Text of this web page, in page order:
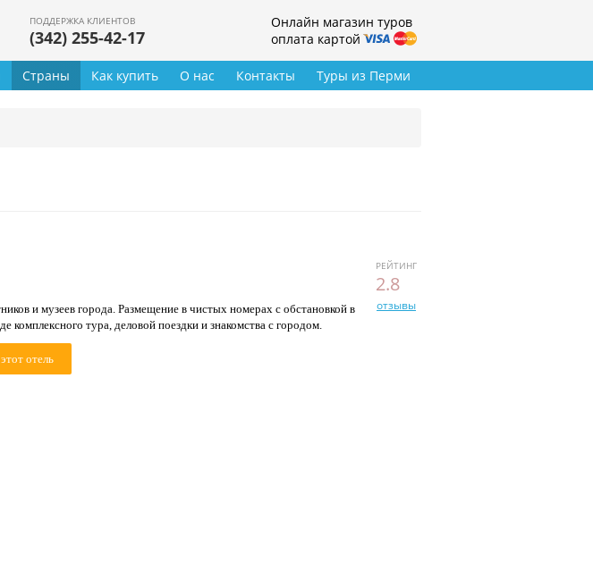
ПОДДЕРЖКА КЛИЕНТОВ
(342) 255-42-17
Онлайн магазин туров
оплата картой
Туры из Перми
Страны Как купить О нас Контакты
РЕЙТИНГ
2.8
отзывы
и музеев города. Размещение в чистых номерах с обстановкой в
комплексного тура, деловой поездки и знакомства с городом.
отель